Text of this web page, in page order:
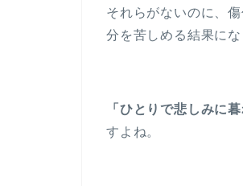
それらがないのに、
分を苦しめる結果にな
「ひとりで悲しみに
すよね。